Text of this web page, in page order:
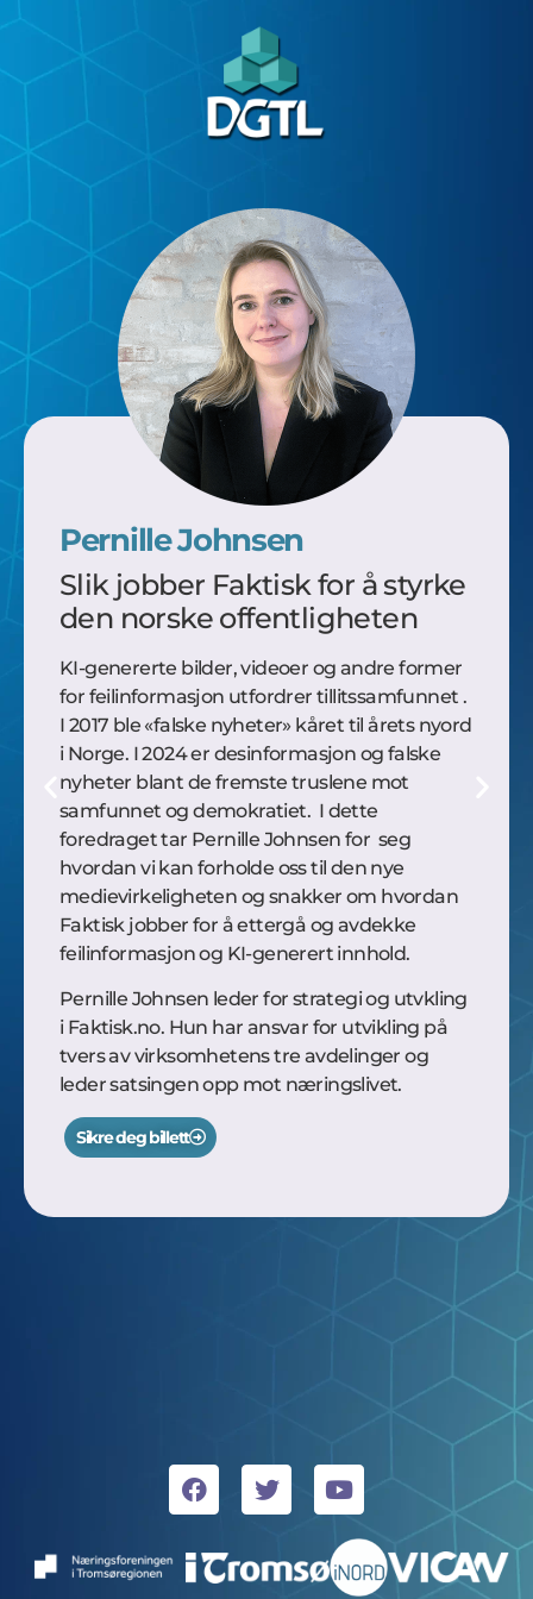
Pernille Johnsen
Slik jobber Faktisk for å styrke
den norske offentligheten
KI-genererte bilder, videoer og andre former
for feilinformasjon utfordrer tillitssamfunnet .
I 2017 ble «falske nyheter» kåret til årets nyord
i Norge. I 2024 er desinformasjon og falske
nyheter blant de fremste truslene mot
samfunnet og demokratiet. I dette
foredraget tar Pernille Johnsen for seg
hvordan vi kan forholde oss til den nye
medievirkeligheten og snakker om hvordan
Faktisk jobber for å ettergå og avdekke
feilinformasjon og KI-generert innhold.
Pernille Johnsen leder for strategi og utvkling
i Faktisk.no. Hun har ansvar for utvikling på
tvers av virksomhetens tre avdelinger og
leder satsingen opp mot næringslivet.
Sikre deg billett